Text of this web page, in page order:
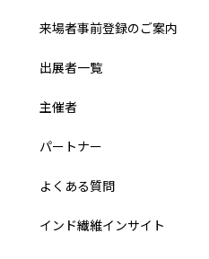
来場者事前登録のご案内
出展者一覧
主催者
パートナー
よくある質問
インド繊維インサイト